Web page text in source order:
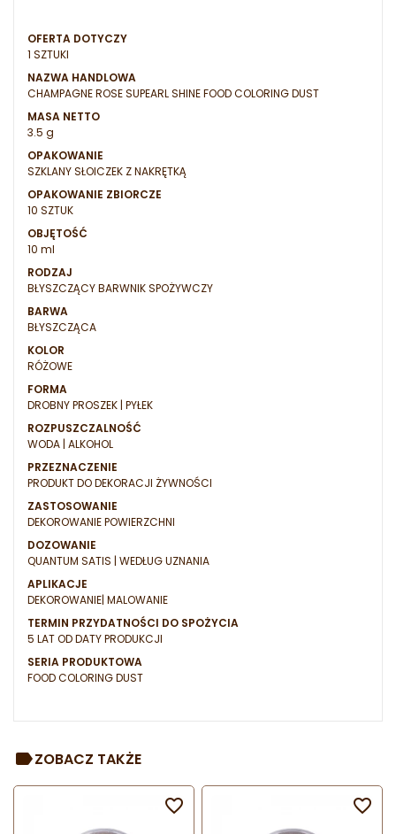
OFERTA DOTYCZY
1 SZTUKI
NAZWA HANDLOWA
CHAMPAGNE ROSE SUPEARL SHINE FOOD COLORING DUST
MASA NETTO
3.5 g
OPAKOWANIE
SZKLANY SŁOICZEK Z NAKRĘTKĄ
OPAKOWANIE ZBIORCZE
10 SZTUK
OBJĘTOŚĆ
10 ml
RODZAJ
BŁYSZCZĄCY BARWNIK SPOŻYWCZY
BARWA
BŁYSZCZĄCA
KOLOR
RÓŻOWE
FORMA
DROBNY PROSZEK | PYŁEK
ROZPUSZCZALNOŚĆ
WODA | ALKOHOL
PRZEZNACZENIE
PRODUKT DO DEKORACJI ŻYWNOŚCI
ZASTOSOWANIE
DEKOROWANIE POWIERZCHNI
DOZOWANIE
QUANTUM SATIS | WEDŁUG UZNANIA
APLIKACJE
DEKOROWANIE| MALOWANIE
TERMIN PRZYDATNOŚCI DO SPOŻYCIA
5 LAT OD DATY PRODUKCJI
SERIA PRODUKTOWA
FOOD COLORING DUST
ZOBACZ TAKŻE
 